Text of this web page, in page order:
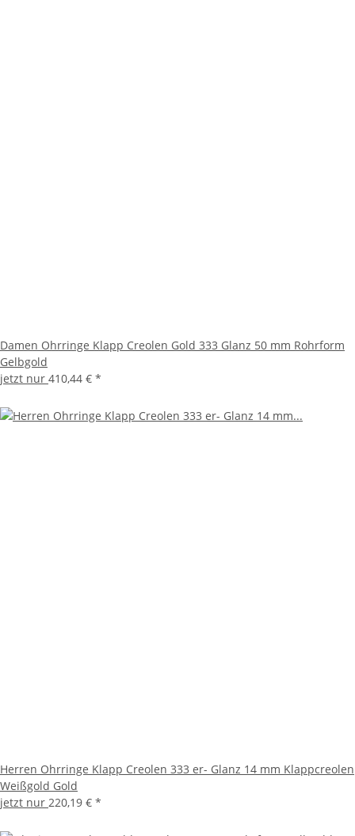
Damen Ohrringe Klapp Creolen Gold 333 Glanz 50 mm Rohrform
Gelbgold
jetzt nur 410,44 € *
Herren Ohrringe Klapp Creolen 333 er- Glanz 14 mm Klappcreolen
Weißgold Gold
jetzt nur 220,19 € *